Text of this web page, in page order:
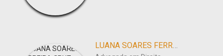
LUANA SOARES FERREIRA CRUZ